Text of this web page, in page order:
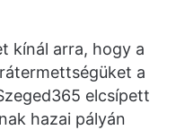
kínál arra, hogy a
a
elcsípett
hazai pályán